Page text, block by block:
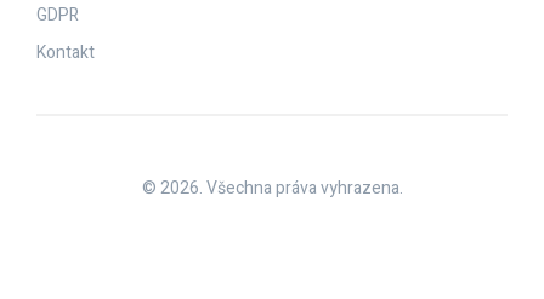
GDPR
Kontakt
© 2026. Všechna práva vyhrazena.